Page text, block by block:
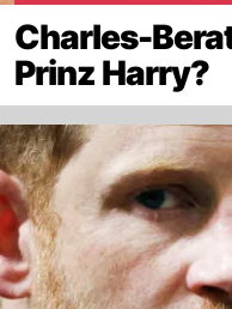
Charles-
Prinz Harry?